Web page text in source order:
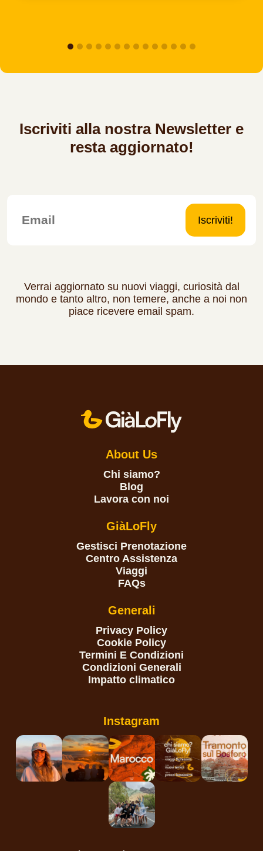
Iscriviti alla nostra Newsletter e
resta aggiornato!
Iscriviti!
Verrai aggiornato su nuovi viaggi, curiosità dal
mondo e tanto altro, non temere, anche a noi non
piace ricevere email spam.
About Us
Chi siamo?
Blog
Lavora con noi
GiàLoFly
Gestisci Prenotazione
Centro Assistenza
Viaggi
FAQs
Generali
Privacy Policy
Cookie Policy
Termini E Condizioni
Condizioni Generali
Impatto climatico
Instagram